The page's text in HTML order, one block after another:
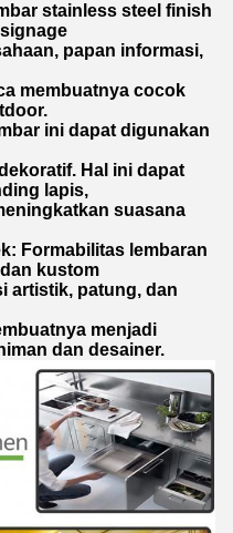
stainless steel finish
papan informasi,
membuatnya cocok
ini dapat digunakan
Hal ini dapat
lapis,
suasana
Formabilitas lembaran
kustom
artistik, patung, dan
menjadi
dan desainer.